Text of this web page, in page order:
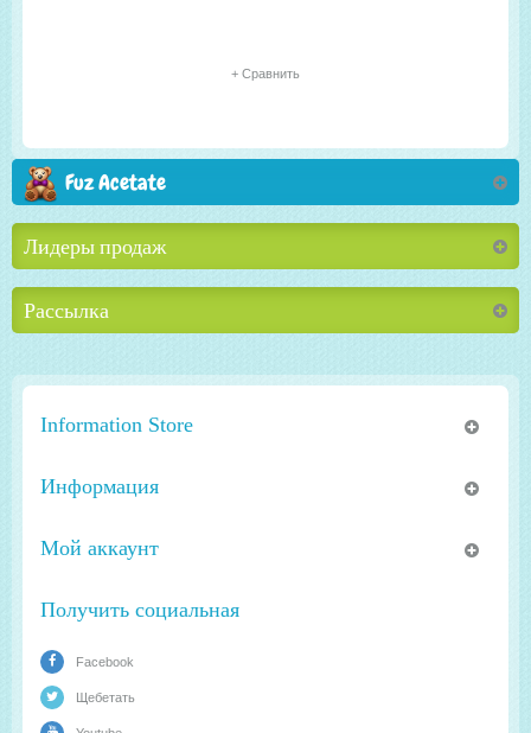
+ Сравнить
Fuz Acetate
Лидеры продаж
Рассылка
Information Store
Информация
Мой аккаунт
Получить социальная
Facebook
Щебетать